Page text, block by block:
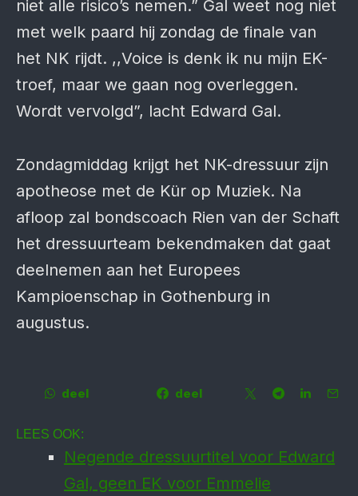
niet alle risico’s nemen.” Gal weet nog niet
met welk paard hij zondag de finale van
het NK rijdt. ,,Voice is denk ik nu mijn EK-
troef, maar we gaan nog overleggen.
Wordt vervolgd”, lacht Edward Gal.
Zondagmiddag krijgt het NK-dressuur zijn
apotheose met de Kür op Muziek. Na
afloop zal bondscoach Rien van der Schaft
het dressuurteam bekendmaken dat gaat
deelnemen aan het Europees
Kampioenschap in Gothenburg in
augustus.
deel deel
LEES OOK:
Negende dressuurtitel voor Edward
Gal, geen EK voor Emmelie